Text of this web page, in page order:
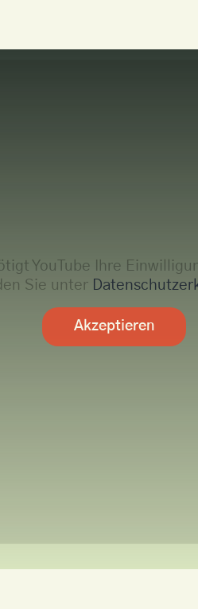
YouTube Ihre
Sie unter
Akzeptieren